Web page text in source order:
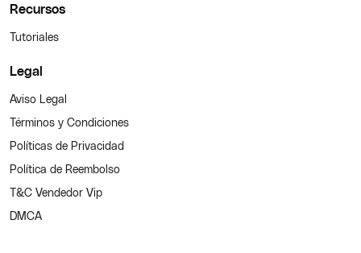
Recursos
Tutoriales
Legal
Aviso Legal
Términos y Condiciones
Políticas de Privacidad
Política de Reembolso
T&C Vendedor Vip
DMCA